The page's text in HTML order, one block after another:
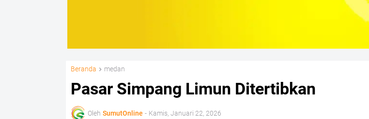
Beranda medan
Pasar Simpang Limun Ditertibkan
Oleh SumutOnline - Kamis, Januari 22, 2026